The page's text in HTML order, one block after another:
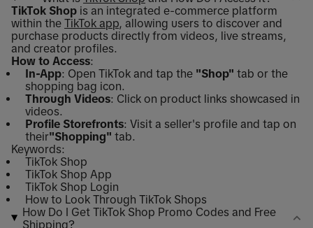
TikTok Shop is an integrated e-commerce platform
within the TikTok app, allowing users to discover and
purchase products directly from videos, live streams,
and creator profiles.
How to Access:
In-App: Open TikTok and tap the "Shop" tab or the
shopping bag icon.
Through Videos: Click on product links showcased in
videos.
Profile Storefronts: Visit a seller's profile and tap on
their"Shopping" tab.
Keywords:
TikTok Shop
TikTok Shop App
TikTok Shop Login
How to Look Through TikTok Shops
How Do I Get TikTok Shop Promo Codes and Free
Shipping?